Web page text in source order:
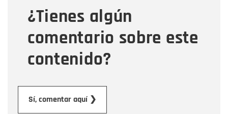
¿Tienes algún
comentario sobre este
contenido?
Sí, comentar aquí ❯
Mensaje